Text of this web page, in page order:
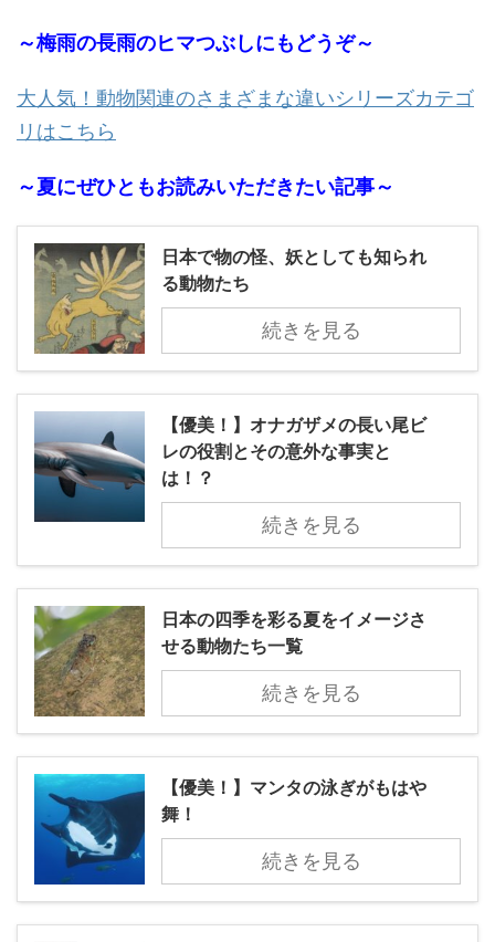
～梅雨の長雨のヒマつぶしにもどうぞ～
大人気！動物関連のさまざまな違いシリーズカテゴ
リはこちら
～夏にぜひともお読みいただきたい記事～
日本で物の怪、妖としても知られ
る動物たち
続きを見る
【優美！】オナガザメの長い尾ビ
レの役割とその意外な事実と
は！？
続きを見る
日本の四季を彩る夏をイメージさ
せる動物たち一覧
続きを見る
【優美！】マンタの泳ぎがもはや
舞！
続きを見る